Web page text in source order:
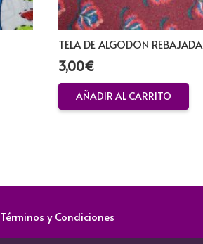
TELA DE ALGODON REBAJADA
3,00€
AÑADIR AL CARRITO
Términos y Condiciones